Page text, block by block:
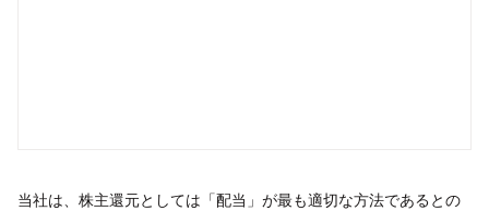
当社は、株主還元としては「配当」が最も適切な方法であるとの